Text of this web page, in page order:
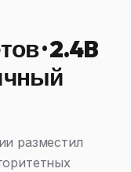
· 2.4B
разместил